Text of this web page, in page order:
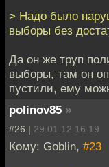
> Надо было
выборы без
Да он же труп
выборы, там он
пустили, ему
polinov85 »
#26 | 29.01.12 16:19
Кому: Goblin, #23